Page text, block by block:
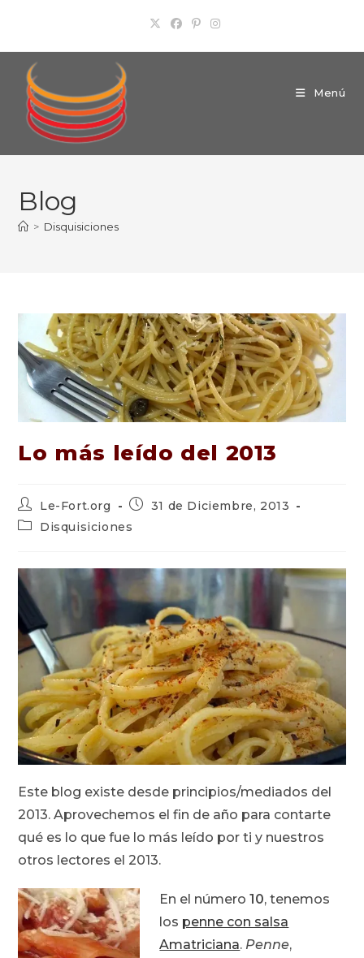
contenido
Menú
Blog
> Disquisiciones
Lo más leído del 2013
Autor
de
la
Le-Fort.org
Publicación
la
31 de Diciembre, 2013
Categoría
entrada:
Disquisiciones
Este blog existe desde principios/mediados del
2013. Aprovechemos el fin de año para contarte
qué es lo que fue lo más leído por ti y nuestros
otros lectores el 2013.
En el número10, tenemos
los penne con salsa
Amatriciana. Penne,